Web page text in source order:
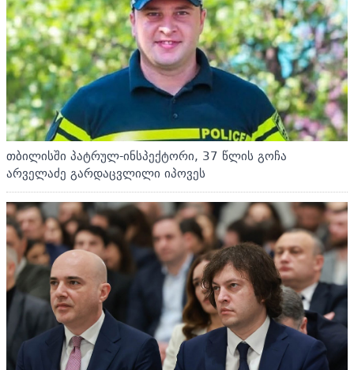
თბილისში პატრულ-ინსპექტორი, 37 წლის გოჩა
არველაძე გარდაცვლილი იპოვეს